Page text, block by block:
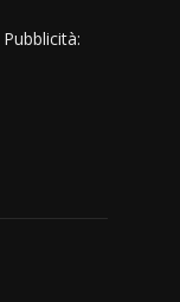
Pubblicità: